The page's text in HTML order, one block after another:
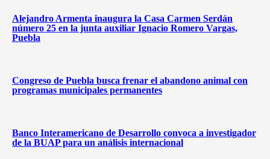
Alejandro Armenta inaugura la Casa Carmen Serdán
número 25 en la junta auxiliar Ignacio Romero Vargas,
Puebla
Congreso de Puebla busca frenar el abandono animal con
programas municipales permanentes
Banco Interamericano de Desarrollo convoca a investigador
de la BUAP para un análisis internacional